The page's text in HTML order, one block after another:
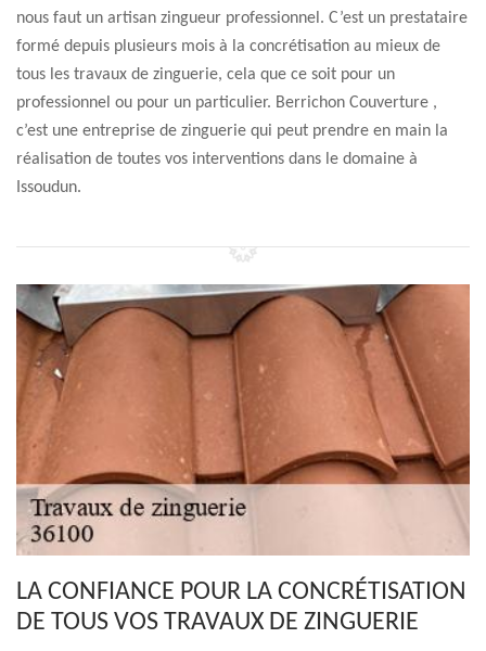
nous faut un artisan zingueur professionnel. C’est un prestataire
formé depuis plusieurs mois à la concrétisation au mieux de
tous les travaux de zinguerie, cela que ce soit pour un
professionnel ou pour un particulier. Berrichon Couverture ,
c’est une entreprise de zinguerie qui peut prendre en main la
réalisation de toutes vos interventions dans le domaine à
Issoudun.
LA CONFIANCE POUR LA CONCRÉTISATION
DE TOUS VOS TRAVAUX DE ZINGUERIE